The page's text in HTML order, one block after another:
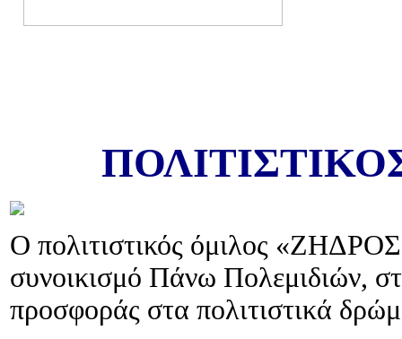
Ο πολιτιστικός όμιλος
συνοικισμό Πάνω Πολεμιδιών,
προσφοράς στα πολιτιστικά